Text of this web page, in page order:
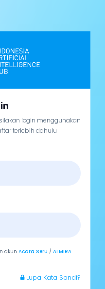
login menggunakan
terlebih dahulu
akunAcara Seru /ALMIRA
Lupa Kata Sandi?